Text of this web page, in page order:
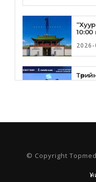
10:00
© Copyright